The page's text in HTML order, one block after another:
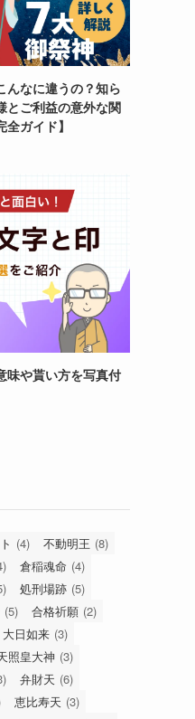
んなに違うの？知ら
とご利益の意外な関
ガイド】
味や貰い方を写真付
(4) 不動明王 (8)
倉稲魂命 (4)
処刑場跡 (5)
(5) 合格祈願 (2)
大日如来 (3)
照皇大神 (3)
弁財天 (6)
恵比寿天 (3)